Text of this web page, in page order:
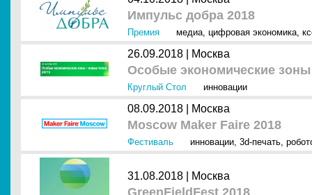
Импульс добра 2018
Премия медиа, цифровая экономика,
26.09.2018 | Москва
Особые экономические
Круглый Стол инновации
08.09.2018 | Москва
Moscow Maker Faire 2018
Фестиваль инновации, 3d-печать,
31.08.2018 | Москва
GreenFieldFest 2018